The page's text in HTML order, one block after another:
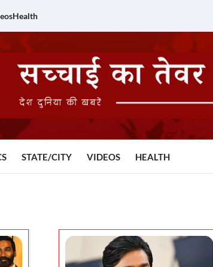
Health
STATE/CITY VIDEOS HEALTH